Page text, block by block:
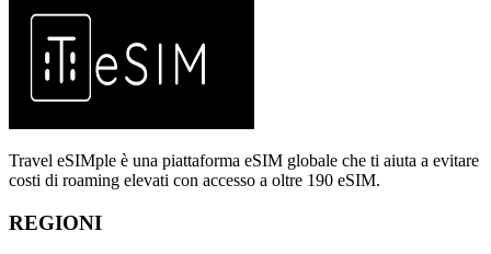
Travel eSIMple è una piattaforma eSIM globale che ti aiuta a evitare
costi di roaming elevati con accesso a oltre 190 eSIM.
REGIONI